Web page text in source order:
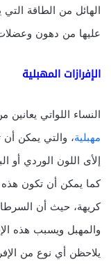
الهائل من الطاقة
عليها من دهون
الإفرازات المهبلية
النساء اللواتي
مهبلية، والتي يمكن
إلأى اللون الوردي أو
كما يمكن أن تكون هذه
كريهة، حيث أن
والمهبل ويسبب هذه
يلاحظن أي نوع من